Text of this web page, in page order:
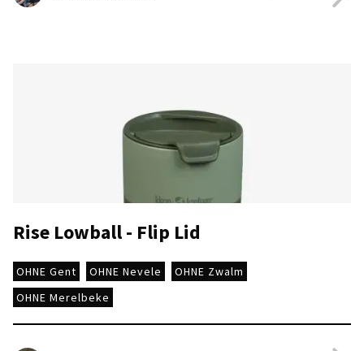
Rise Lowball - Flip Lid
OHNE Gent OHNE Nevele
OHNE Zwalm
OHNE Merelbeke